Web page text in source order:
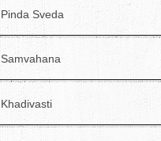
Pinda Sveda
Samvahana
Khadivasti